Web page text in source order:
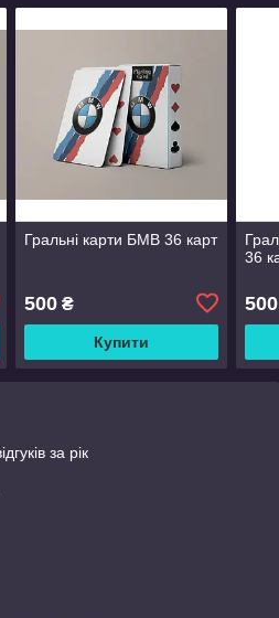
Гральні карти БМВ 36 карт
500₴
Купити
36
500
за рік